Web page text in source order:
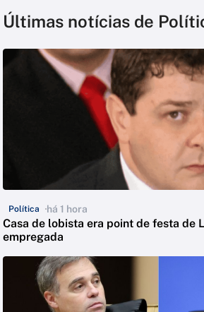
Últimas notícias de
Política há 1 hora
Casa de lobista era point de festa de
empregada